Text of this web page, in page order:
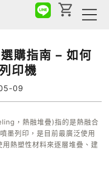
購指南 – 如何
印機
09
，熱融堆疊)指的是熱融合
墨列印，是目前最廣泛使用
熱塑性材料來逐層堆疊、建